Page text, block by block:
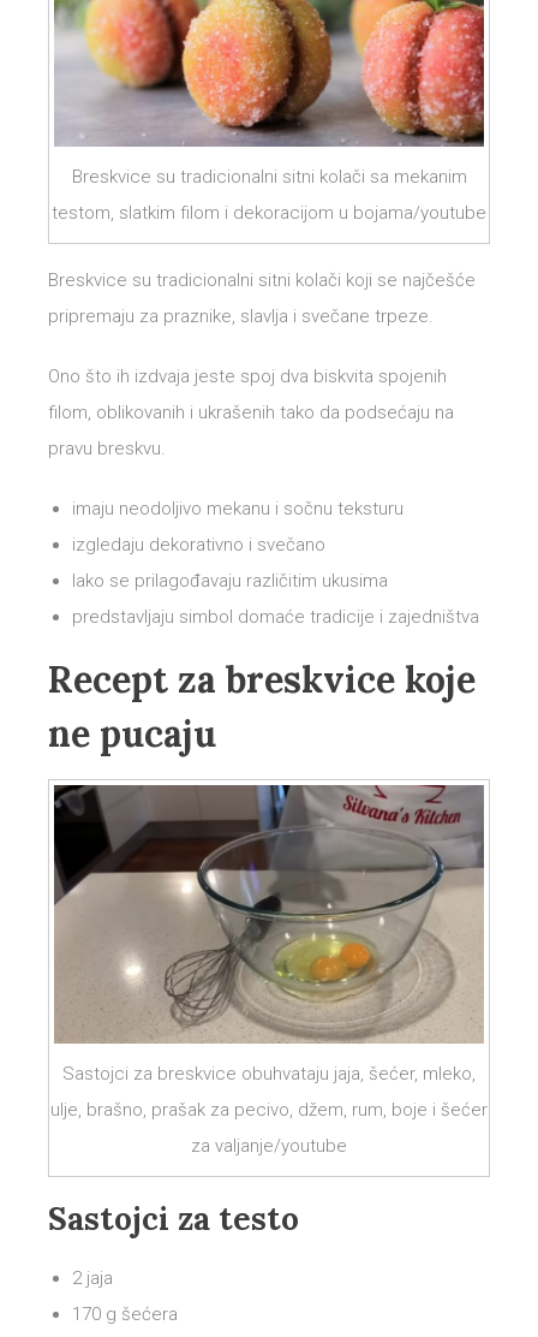
Breskvice su tradicionalni sitni kolači sa mekanim
testom, slatkim filom i dekoracijom u bojama/youtube
Breskvice su tradicionalni sitni kolači koji se najčešće
pripremaju za praznike, slavlja i svečane trpeze.
Ono što ih izdvaja jeste spoj dva biskvita spojenih
filom, oblikovanih i ukrašenih tako da podsećaju na
pravu breskvu.
imaju neodoljivo mekanu i sočnu teksturu
izgledaju dekorativno i svečano
lako se prilagođavaju različitim ukusima
predstavljaju simbol domaće tradicije i zajedništva
Recept za breskvice koje
ne pucaju
Sastojci za breskvice obuhvataju jaja, šećer, mleko,
ulje, brašno, prašak za pecivo, džem, rum, boje i šećer
za valjanje/youtube
Sastojci za testo
2 jaja
170 g šećera